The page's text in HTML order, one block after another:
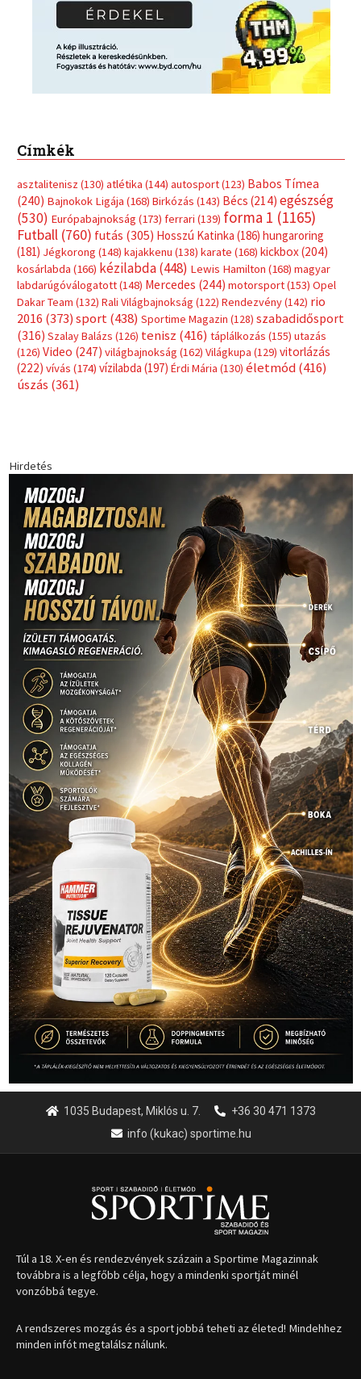
Címkék
asztalitenisz (130) atlétika (144) autosport(123) Babos Tímea
(240) Bajnokok Ligája (168) Birkózás (143) Bécs (214) egészség
(530) Európabajnokság (173) ferrari (139) forma 1 (1165)
Futball (760) futás (305) Hosszú Katinka (186) hungaroring
(181) Jégkorong (148) kajakkenu (138) karate (168) kickbox(204)
kosárlabda (166) kézilabda(448) Lewis Hamilton (168) magyar
labdarúgóválogatott(148) Mercedes (244) motorsport(153) Opel
Dakar Team (132) Rali Világbajnokság (122) Rendezvény(142) rio
2016 (373) sport(438) Sportime Magazin (128) szabadidősport
(316) Szalay Balázs (126) tenisz (416) táplálkozás (155) utazás
(126) Video (247) világbajnokság (162) Világkupa (129) vitorlázás
(222) vívás (174) vízilabda (197) Érdi Mária (130) életmód(416)
úszás (361)
Hirdetés
1035 Budapest, Miklós u. 7.
+36 30 471 1373
info (kukac) sportime.hu
Túl a 18. X-en és rendezvények százain a Sportime Magazinnak
továbbra is a legfőbb célja, hogy a mindenki sportját minél
vonzóbbá tegye.
A rendszeres mozgás és a sport jobbá teheti az életed! Mindehhez
minden infót megtalálsz nálunk.